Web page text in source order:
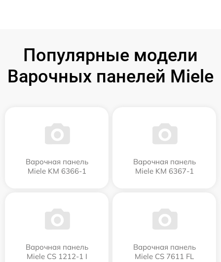
Популярные модели
Варочных панелей Miele
Варочная панель
Miele KM 6366-1
Варочная панель
Miele KM 6367-1
Варочная панель
Miele CS 1212-1 I
Варочная панель
Miele CS 7611 FL